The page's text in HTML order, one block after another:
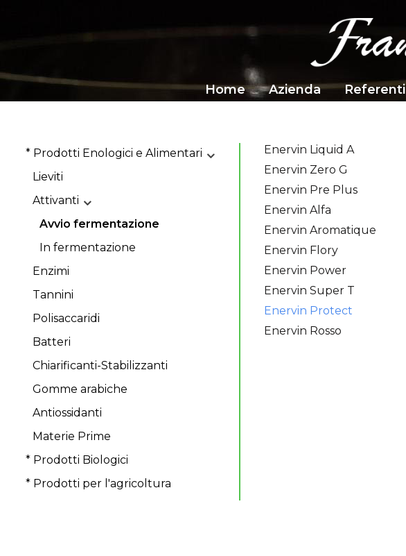
Home Azienda Referenti
* Prodotti Enologici e Alimentari
Lieviti
Attivanti
Avvio fermentazione
In fermentazione
Enzimi
Tannini
Polisaccaridi
Batteri
Chiarificanti-Stabilizzanti
Gomme arabiche
Antiossidanti
Materie Prime
* Prodotti Biologici
* Prodotti per l'agricoltura
Enervin Liquid A
Enervin Zero G
Enervin Pre Plus
Enervin Alfa
Enervin Aromatique
Enervin Flory
Enervin Power
Enervin Super T
Enervin Protect
Enervin Rosso